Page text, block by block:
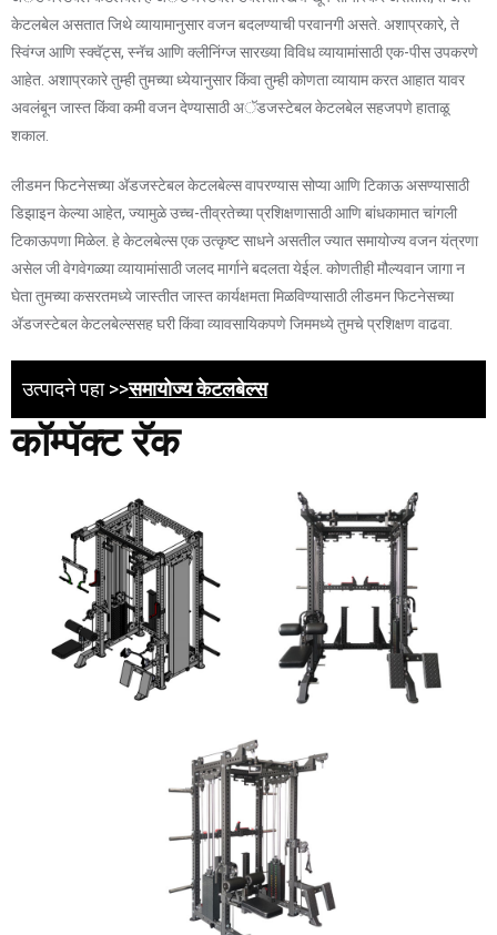
केटलबेल असतात जिथे व्यायामानुसार वजन बदलण्याची परवानगी असते. अशाप्रकारे, ते
स्विंग्ज आणि स्क्वॅट्स, स्नॅच आणि क्लीनिंग्ज सारख्या विविध व्यायामांसाठी एक-पीस उपकरणे
आहेत. अशाप्रकारे तुम्ही तुमच्या ध्येयानुसार किंवा तुम्ही कोणता व्यायाम करत आहात यावर
अवलंबून जास्त किंवा कमी वजन देण्यासाठी अॅडजस्टेबल केटलबेल सहजपणे हाताळू
शकाल.
लीडमन फिटनेसच्या अ‍ॅडजस्टेबल केटलबेल्स वापरण्यास सोप्या आणि टिकाऊ असण्यासाठी
डिझाइन केल्या आहेत, ज्यामुळे उच्च-तीव्रतेच्या प्रशिक्षणासाठी आणि बांधकामात चांगली
टिकाऊपणा मिळेल. हे केटलबेल्स एक उत्कृष्ट साधने असतील ज्यात समायोज्य वजन यंत्रणा
असेल जी वेगवेगळ्या व्यायामांसाठी जलद मार्गाने बदलता येईल. कोणतीही मौल्यवान जागा न
घेता तुमच्या कसरतमध्ये जास्तीत जास्त कार्यक्षमता मिळविण्यासाठी लीडमन फिटनेसच्या
अ‍ॅडजस्टेबल केटलबेल्ससह घरी किंवा व्यावसायिकपणे जिममध्ये तुमचे प्रशिक्षण वाढवा.
उत्पादने पहा >>समायोज्य केटलबेल्स
कॉम्पॅक्ट रॅक